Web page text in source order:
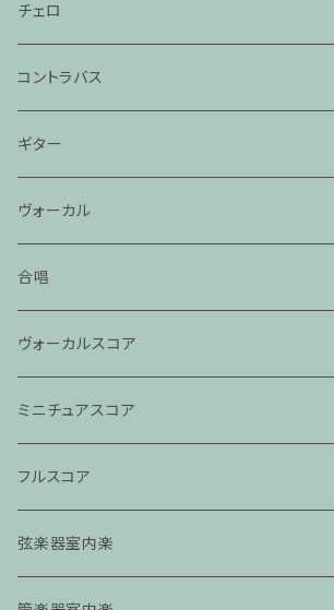
チェロ
コントラバス
ギター
ヴォーカル
合唱
ヴォーカルスコア
ミニチュアスコア
フルスコア
弦楽器室内楽